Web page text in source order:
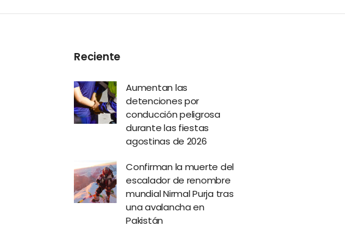
Reciente
Aumentan las
detenciones por
conducción peligrosa
durante las fiestas
agostinas de 2026
Confirman la muerte del
escalador de renombre
mundial Nirmal Purja tras
una avalancha en
Pakistán